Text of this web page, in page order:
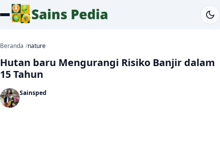
Beranda nature
Hutan baru Mengurangi Risiko Banjir dalam
15 Tahun
Sainsped